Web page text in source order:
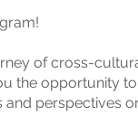
of cross-
the opportunity
and perspectives